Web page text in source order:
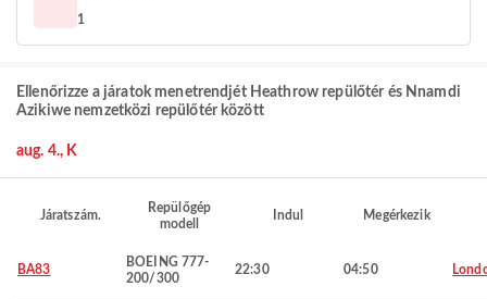
1
Ellenőrizze a járatok menetrendjét Heathrow repülőtér és Nnamdi
Azikiwe nemzetközi repülőtér között
aug. 4., K
Járatszám.
Repülőgép
modell
Indul Megérkezik
BA83
BOEING 777-
200/300
22:30 04:50